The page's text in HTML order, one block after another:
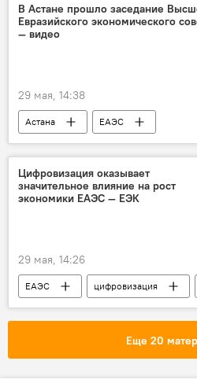
В Астане прошло заседание
Евразийского экономического
— видео
29 мая, 14:38
Астана
ЕАЭС
ЕАЭС и Узбекистан
прямая
Казахстан
Экономика
Цифровизация оказывает
значительное влияние на рост
экономики ЕАЭС — ЕЭК
29 мая, 14:26
ЕАЭС цифровизация
Евразийский экономический союз
Еще 20